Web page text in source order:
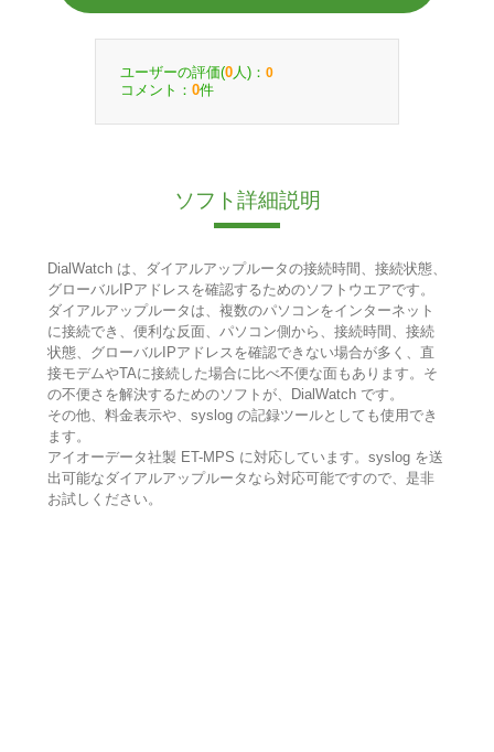
ユーザーの評価(0 人)： 0
コメント： 0件
ソフト詳細説明
DialWatch は、ダイアルアップルータの接続時間、接続状態、
グローバルIPアドレスを確認するためのソフトウエアです。
ダイアルアップルータは、複数のパソコンをインターネット
に接続でき、便利な反面、パソコン側から、接続時間、接続
状態、グローバルIPアドレスを確認できない場合が多く、直
接モデムやTAに接続した場合に比べ不便な面もあります。そ
の不便さを解決するためのソフトが、DialWatch です。
その他、料金表示や、syslog の記録ツールとしても使用でき
ます。
アイオーデータ社製 ET-MPS に対応しています。syslog を送
出可能なダイアルアップルータなら対応可能ですので、是非
お試しください。